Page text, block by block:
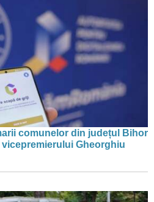
comunelor din județul Bihor
Gheorghiu